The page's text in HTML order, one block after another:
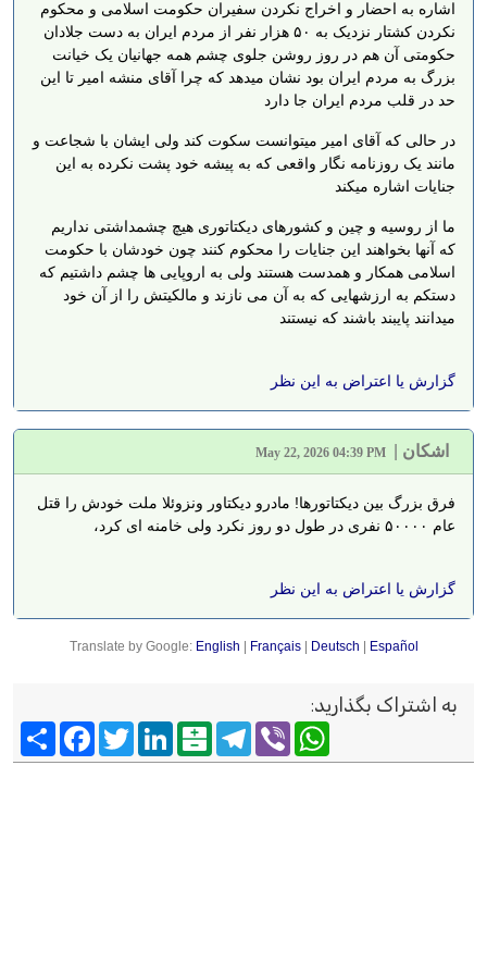
اشاره به احضار و اخراج نکردن سفیران حکومت اسلامی و محکوم
نکردن کشتار نزدیک به ۵۰ هزار نفر از مردم ایران به دست جلادان
حکومتی آن هم در روز روشن جلوی چشم همه جهانیان یک خیانت
بزرگ به مردم ایران بود نشان میدهد که چرا آقای منشه امیر تا این
حد در قلب مردم ایران جا دارد
در حالی که آقای امیر میتوانست سکوت کند ولی ایشان با شجاعت و
مانند یک روزنامه نگار واقعی که به پیشه خود پشت نکرده به این
جنایات اشاره میکند
ما از روسیه و چین و کشورهای دیکتاتوری هیچ چشمداشتی نداریم
که آنها بخواهند این جنایات را محکوم کنند چون خودشان با حکومت
اسلامی همکار و همدست هستند ولی به اروپایی ها چشم داشتیم که
دستکم به ارزشهایی که به آن می نازند و مالکیتش را از آن خود
میدانند پایبند باشند که نیستند
گزارش یا اعتراض به این نظر
اشکان May 22, 2026 04:39 PM
فرق بزرگ بین دیکتاتورها! مادرو دیکتاور ونزوئلا ملت خودش را قتل
عام ۵۰۰۰۰ نفری در طول دو روز نکرد ولی خامنه ای کرد،
گزارش یا اعتراض به این نظر
Translate by Google: English Français| Deutsch Español
به اشتراک بگذارید:
FacebookTwitter
LinkedInBalatarin
TelegramViber
WhatsApp